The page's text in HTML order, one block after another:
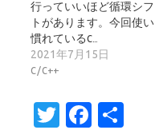
行っていいほど循環シフ
トがあります。今回使い
慣れているC…
2021年7月15日
C/C++
T
Fa